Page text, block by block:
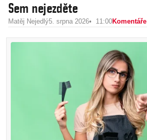
Sem nejezděte
Matěj Nejedlý5. srpna 2026 11:00Komentáře